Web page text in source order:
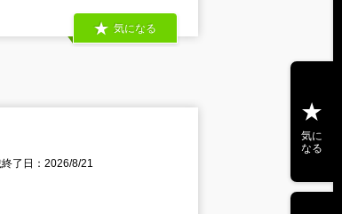
気になる
了日：2026/8/21
気に
なる